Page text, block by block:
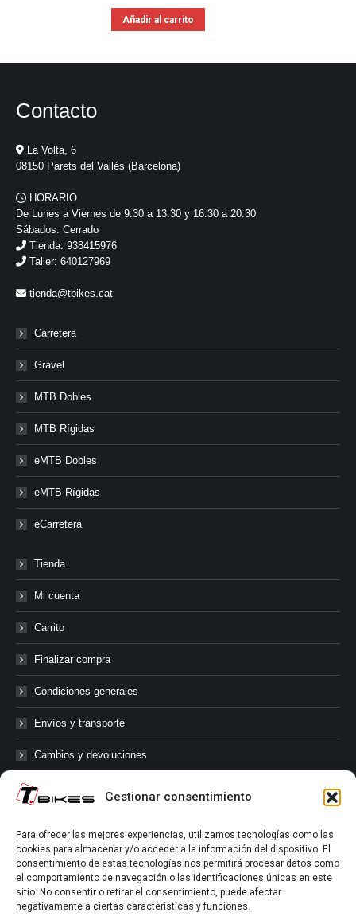
Gestionar consentimiento
Para ofrecer las mejores experiencias, utilizamos tecnologías como las
cookies para almacenar y/o acceder a la información del dispositivo. El
consentimiento de estas tecnologías nos permitirá procesar datos como
el comportamiento de navegación o las identificaciones únicas en este
sitio. No consentir o retirar el consentimiento, puede afectar
negativamente a ciertas características y funciones.
Añadir al carrito
Contacto
La Volta, 6
08150 Parets del Vallés (Barcelona)
HORARIO
De Lunes a Viernes de 9:30 a 13:30 y 16:30 a 20:30
Sábados: Cerrado
Tienda: 938415976
Taller: 640127969
tienda@tbikes.cat
Carretera
Gravel
MTB Dobles
MTB Rígidas
eMTB Dobles
eMTB Rígidas
eCarretera
Tienda
Mi cuenta
Carrito
Finalizar compra
Condiciones generales
Envíos y transporte
Cambios y devoluciones
@tbikes.cat #tbikes
Síguenos en las redes sociales de Tbikes, mantente informado de
nuestras novedades, productos, salidas en grupo, ofertas, sorteos ...
y muchos más!